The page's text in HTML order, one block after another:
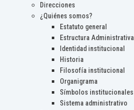
Direcciones
¿Quiénes somos?
Estatuto general
Estructura Administrativa
Identidad institucional
Historia
Filosofía institucional
Organigrama
Símbolos institucionales
Sistema administrativo